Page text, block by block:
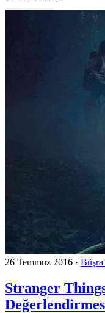
26 Temmuz 2016 · Büşra
Stranger